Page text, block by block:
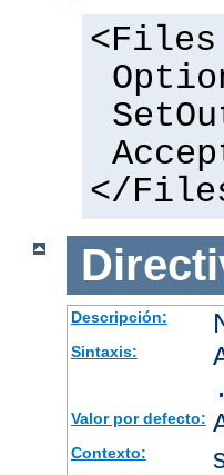
<Files
</
Descripción:
Sintaxis:
Valor por defecto:
Contexto: